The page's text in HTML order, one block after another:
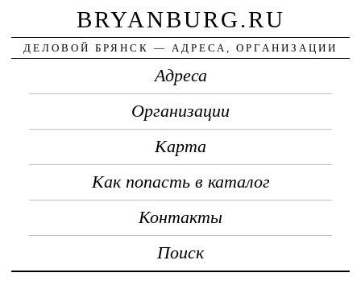
BRYANBURG.RU
ДЕЛОВОЙ БРЯНСК — АДРЕСА, ОРГАНИЗАЦИИ
Адреса
Организации
Карта
Как попасть в каталог
Контакты
Поиск